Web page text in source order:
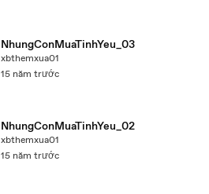
NhungConMuaTinhYeu_03
xbthemxua01
15 năm trước
NhungConMuaTinhYeu_02
xbthemxua01
15 năm trước